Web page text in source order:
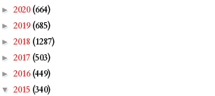
► 2020(664)
► 2019(685)
► 2018 (1287)
► 2017 (503)
► 2016(449)
▼ 2015 (340)